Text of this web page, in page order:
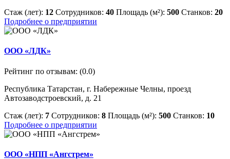
Стаж (лет): 12 Сотрудников: 40 Площадь (м²): 500 Станков: 20
Подробнее о предприятии
ООО «ЛДК»
Рейтинг по отзывам: (0.0)
Республика Татарстан, г. Набережные Челны, проезд
Автозаводстроевский, д. 21
Стаж (лет): 7 Сотрудников: 8 Площадь (м²): 500 Станков: 10
Подробнее о предприятии
ООО «НПП «Ангстрем»